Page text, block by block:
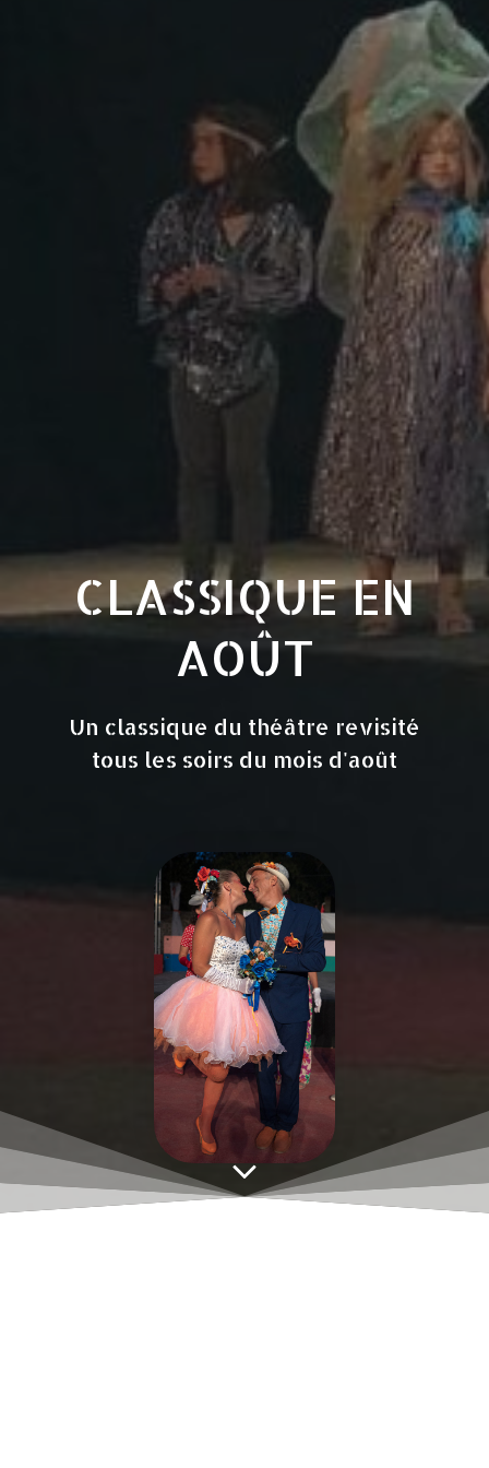
CLASSIQUE EN
AOÛT
Un classique du théâtre revisité
tous les soirs du mois d'août